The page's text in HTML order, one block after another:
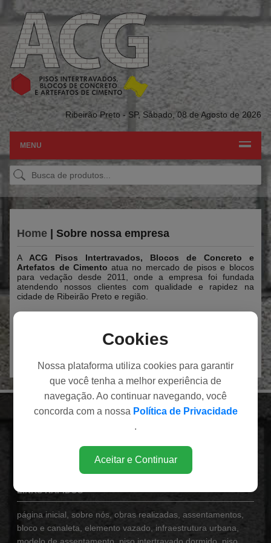
Ribeirão Preto - SP, Sábado, 08 de Agosto de 2026
MENU
Cookies
Nossa plataforma utiliza cookies para garantir
que você tenha a melhor experiência de
navegação. Ao continuar navegando, você
concorda com a nossa Política de Privacidade
.
Aceitar e Continuar
Home | Sobre nossa empresa
A ACG Pisos Intertravados, Blocos de Concreto e
Artefatos de Cimentoatua no mercado de pisos e blocos
para vedação desde 2011, onde a empresa foi fundada
atendendo nossos clientes com qualidade e rapidez na
cidade de Ribeirão Preto e região.
Nossos produtos são normatizados, o que garante o
(Associação Brasileira de Normas Técnicas) NBR 9781 da
ABNT que disciplina as características dos blocos de
INSTITUCIONAL
Bairro Campos Elíseos
LINKS RÁPIDOS
página inicial ,sobre nós ,obras realizadas ,assentamentos
bloco e canaleta ,elemento vazado infraestrutura urbana